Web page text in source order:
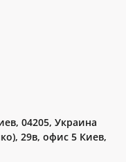
04205, Украина
29в, офис 5 Киев,